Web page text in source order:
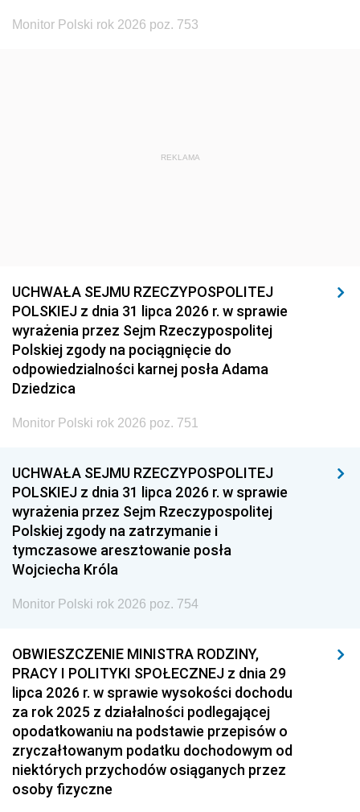
Monitor Polski rok 2026 poz. 753
REKLAMA
UCHWAŁA SEJMU RZECZYPOSPOLITEJ
POLSKIEJ z dnia 31 lipca 2026 r. w sprawie
wyrażenia przez Sejm Rzeczypospolitej
Polskiej zgody na pociągnięcie do
odpowiedzialności karnej posła Adama
Dziedzica
Monitor Polski rok 2026 poz. 751
UCHWAŁA SEJMU RZECZYPOSPOLITEJ
POLSKIEJ z dnia 31 lipca 2026 r. w sprawie
wyrażenia przez Sejm Rzeczypospolitej
Polskiej zgody na zatrzymanie i
tymczasowe aresztowanie posła
Wojciecha Króla
Monitor Polski rok 2026 poz. 754
OBWIESZCZENIE MINISTRA RODZINY,
PRACY I POLITYKI SPOŁECZNEJ z dnia 29
lipca 2026 r. w sprawie wysokości dochodu
za rok 2025 z działalności podlegającej
opodatkowaniu na podstawie przepisów o
zryczałtowanym podatku dochodowym od
niektórych przychodów osiąganych przez
osoby fizyczne